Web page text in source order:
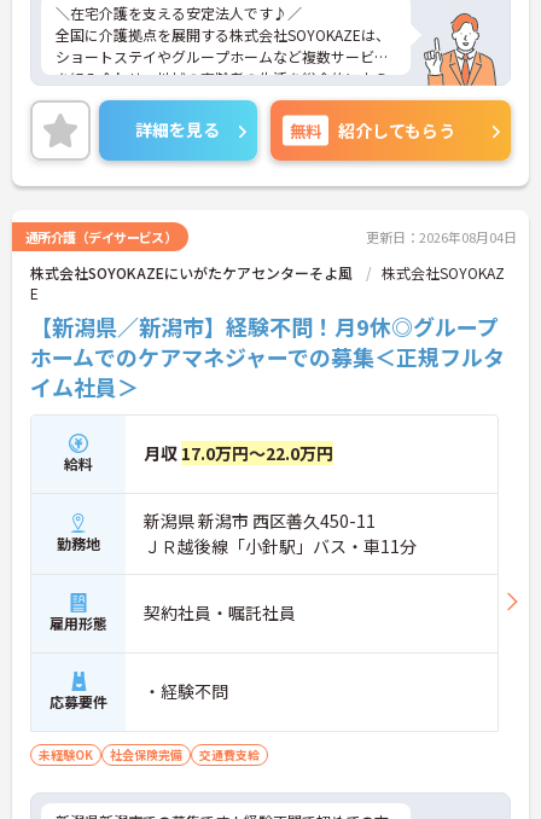
＼在宅介護を支える安定法人です♪／
全国に介護拠点を展開する株式会社SOYOKAZEは、
ショートステイやグループホームなど複数サービス
を組み合わせ、地域の高齢者の生活を総合的に支え
ている法人です。現場では多職種が連携し、ケアプ
ラン作成から日常支援まで一貫して関われる環境に
なっています。残業を抑えた勤務体制やリフレッシ
ュ休暇の整備など、無理なく働きやすい仕組みも魅
力。未経験の方も段階的に業務を覚えられる体制が
安心の職場です。
■「ムリなく働ける」が叶う♪
プライベートも大切にできる勤務環境です。
・「リフレッシュ休暇年間17日」でしっかり休める
・シフト制＆月9日休みで安定した休日確保
→ 働き続けやすい環境が整っています
納得感のある評価制度が魅力です。
・年2回の寸志＋「特別報酬制度」あり
・平均支給実績があり収入イメージがしやすい
・処遇改善手当など各種手当も充実
→ 日々の頑張りがしっかり評価されます
■未経験から安心スタート♪
・未経験・ブランクOKで間口が広い
・多職種連携の中で実務理解が深まる
→ 段階的にスキルアップできます
詳細を見る 無料 紹介してもらう
通所介護（デイサービス） 更新日：2026年08月04日
株式会社SOYOKAZEにいがたケアセンターそよ風
株式会社SOYOKAZ
E
【新潟県／新潟市】経験不問！月9休◎グループ
ホームでのケアマネジャーでの募集＜正規フルタ
イム社員＞
給料 月収 17.0万円～22.0万円
勤務地
新潟県 新潟市 西区善久450-11
ＪＲ越後線「小針駅」バス・車11分
雇用形態 契約社員・嘱託社員
応募要件 ・経験不問
未経験OK 社会保険完備 交通費支給